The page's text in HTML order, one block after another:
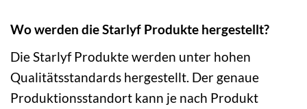
Wo werden die Starlyf Produkte hergestellt?
Die Starlyf Produkte werden unter hohen
Qualitätsstandards hergestellt. Der genaue
Produktionsstandort kann je nach Produkt